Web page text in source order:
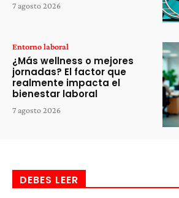
7 agosto 2026
Entorno laboral
¿Más wellness o mejores
jornadas? El factor que
realmente impacta el
bienestar laboral
7 agosto 2026
DEBES LEER